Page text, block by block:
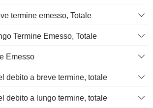
termine emesso, Totale
Termine Emesso, Totale
Emesso
debito a breve termine, totale
debito a lungo termine, totale